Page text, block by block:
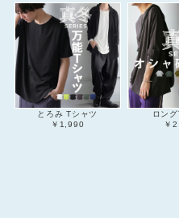
とろみ Tシャツ
￥1,990
ロン
￥